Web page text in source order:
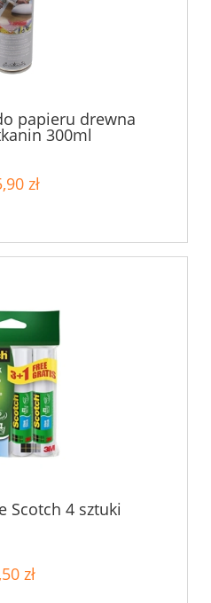
papieru drewna
300ml
zł
Scotch 4 sztuki
zł